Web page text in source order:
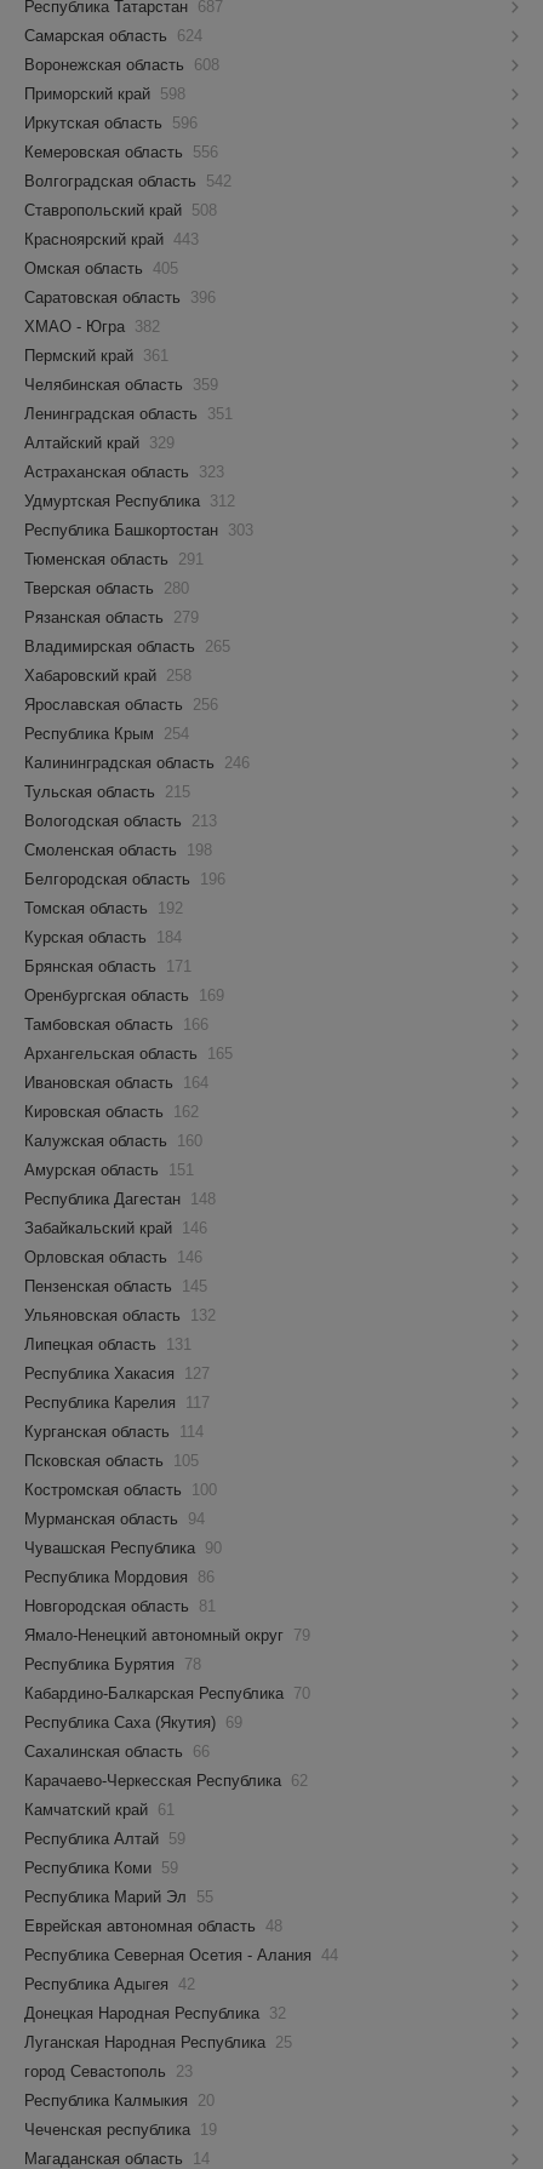
Республика Татарстан 687
Самарская область
624
Воронежская область
608
Приморский край 598
Иркутская область
596
Кемеровская область
556
Волгоградская область
542
Ставропольский край 508
Красноярский край 443
Омская область 405
Саратовская область
396
ХМАО - Югра 382
Пермский край 361
Челябинская область
359
Ленинградская область
351
Алтайский край 329
Астраханская область
323
Удмуртская Республика 312
Республика Башкортостан 303
Тюменская область
291
Тверская область
280
Рязанская область
279
Владимирская область
265
Хабаровский край 258
Ярославская область
256
Республика Крым
254
Калининградская область
246
Тульская область
215
Вологодская область
213
Смоленская область
198
Белгородская область
196
Томская область
192
Курская область
184
Брянская область
171
Оренбургская область
169
Тамбовская область
166
Архангельская область
165
Ивановская область
164
Кировская область
162
Калужская область
160
Амурская область
151
Республика Дагестан 148
Забайкальский край 146
Орловская область
146
Пензенская область
145
Ульяновская область
132
Липецкая область
131
Республика Хакасия
127
Республика Карелия
117
Курганская область
114
Псковская область
105
Костромская область
100
Мурманская область
94
Чувашская Республика 90
Республика Мордовия
86
Новгородская область
81
Ямало-Ненецкий автономный округ 79
Республика Бурятия
78
Кабардино-Балкарская Республика 70
Республика Саха (Якутия) 69
Сахалинская область
66
Карачаево-Черкесская Республика 62
Камчатский край 61
Республика Алтай 59
Республика Коми 59
Республика Марий Эл
55
Еврейская автономная область 48
Республика Северная Осетия - Алания 44
Республика Адыгея 42
Донецкая Народная Республика 32
Луганская Народная Республика 25
город Севастополь
23
Республика Калмыкия
20
Чеченская республика 19
Магаданская область
14